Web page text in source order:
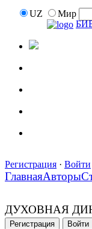
UZ
Мир
Регистрация · Войти
ГлавнаяАвторы
ДУХОВНАЯ
Регистрация Войти